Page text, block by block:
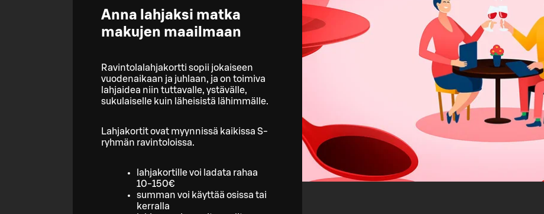
Anna lahjaksi matka
makujen maailmaan
Ravintolalahjakortti sopii jokaiseen
vuodenaikaan ja juhlaan, ja on toimiva
lahjaidea niin tuttavalle, ystävälle,
sukulaiselle kuin läheisistä lähimmälle.
Lahjakortit ovat myynnissä kaikissa S-
ryhmän ravintoloissa.
lahjakortille voi ladata rahaa
10-150€
summan voi käyttää osissa tai
kerralla